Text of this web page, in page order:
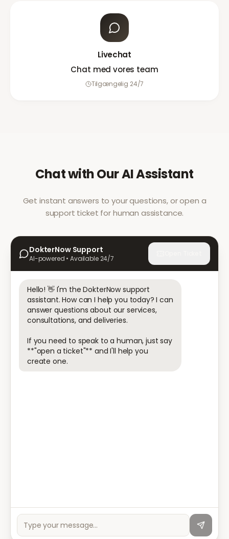
Livechat
Chat med vores team
Tilgængelig 24/7
Chat with Our AI Assistant
Get instant answers to your questions, or open a
support ticket for human assistance.
DokterNow Support
AI-powered • Available 24/7
Hello! 👋 I'm the DokterNow support
assistant. How can I help you today? I can
answer questions about our services,
consultations, and deliveries.
If you need to speak to a human, just say
**"open a ticket"** and I'll help you
create one.